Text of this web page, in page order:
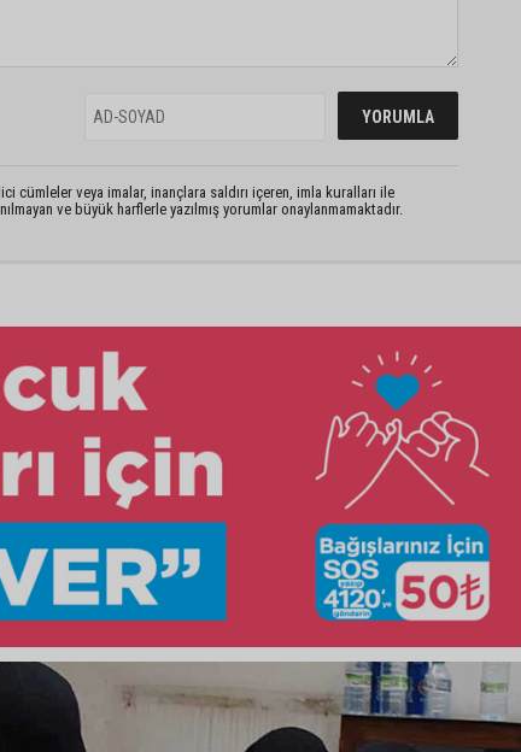
cümleler veya imalar, inançlara saldırı içeren, imla kuralları ile
ve büyük harflerle yazılmış yorumlar onaylanmamaktadır.